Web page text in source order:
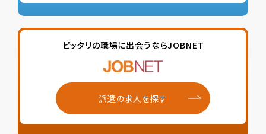
ピッタリの職場に出会うならJOBNET
派遣の求人を探す